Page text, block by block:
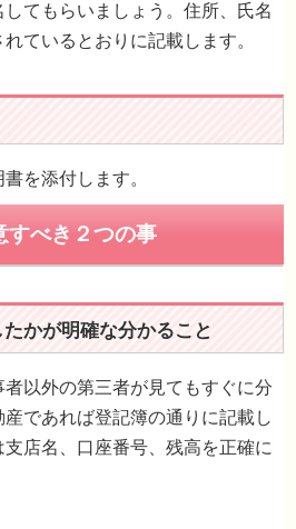
てもらいましょう。住所、氏名
ているとおりに記載します。
を添付します。
以外の第三者が見てもすぐに分
であれば登記簿の通りに記載し
店名、口座番号、残高を正確に